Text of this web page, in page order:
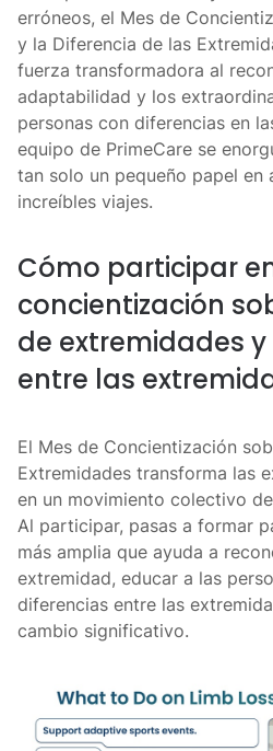
erróneos, el Mes de
y la Diferencia de las
fuerza transformadora al
adaptabilidad y los
personas con diferencias en
equipo de PrimeCare se
tan solo un pequeño papel en
increíbles viajes.
Cómo participar
concientización
de extremidades
entre las
El Mes de Concientización
Extremidades transforma las
en un movimiento colectivo
Al participar, pasas a formar
más amplia que ayuda a
extremidad, educar a las
diferencias entre las
cambio significativo.